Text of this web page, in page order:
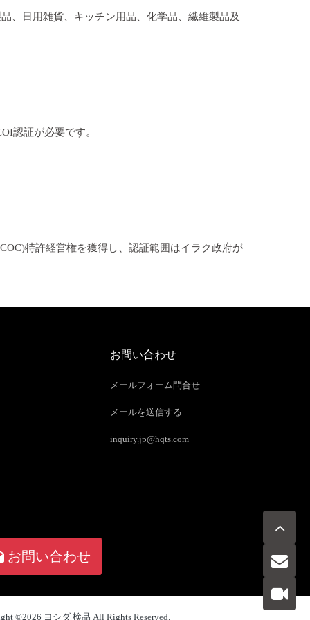
、日用雑貨、キッチン用品、化学品、繊維製品及
認証が必要です。
特許経営権を獲得し、認証範囲はイラク政府が
お問い合わせ
メールフォーム問合せ
メールを送信する
inquiry.jp@hqts.com
お問い合わせ
©2026 ヨシダ 検品 All Rights Reserved.